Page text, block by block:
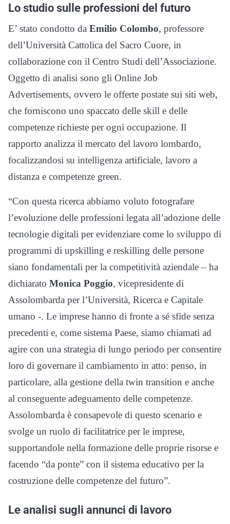
Lo studio sulle professioni del futuro
E’ stato condotto da Emilio Colombo, professore
dell’Università Cattolica del Sacro Cuore, in
collaborazione con il Centro Studi dell’Associazione.
Oggetto di analisi sono gli Online Job
Advertisements, ovvero le offerte postate sui siti web,
che forniscono uno spaccato delle skill e delle
competenze richieste per ogni occupazione. Il
rapporto analizza il mercato del lavoro lombardo,
focalizzandosi su intelligenza artificiale, lavoro a
distanza e competenze green.
“Con questa ricerca abbiamo voluto fotografare
l’evoluzione delle professioni legata all’adozione delle
tecnologie digitali per evidenziare come lo sviluppo di
programmi di upskilling e reskilling delle persone
siano fondamentali per la competitività aziendale – ha
dichiarato Monica Poggio, vicepresidente di
Assolombarda per l’Università, Ricerca e Capitale
umano -. Le imprese hanno di fronte a sé sfide senza
precedenti e, come sistema Paese, siamo chiamati ad
agire con una strategia di lungo periodo per consentire
loro di governare il cambiamento in atto: penso, in
particolare, alla gestione della twin transition e anche
al conseguente adeguamento delle competenze.
Assolombarda è consapevole di questo scenario e
svolge un ruolo di facilitatrice per le imprese,
supportandole nella formazione delle proprie risorse e
facendo “da ponte” con il sistema educativo per la
costruzione delle competenze del futuro”.
Le analisi sugli annunci di lavoro